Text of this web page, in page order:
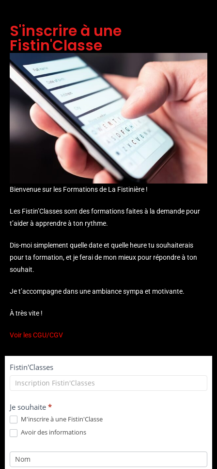
S'inscrire à une
Fistin'Classe
Bienvenue sur les Formations de La Fistinière !
Les Fistin’Classes sont des formations faites à la demande pour
t’aider à apprendre à ton rythme.
Dis-moi simplement quelle date et quelle heure tu souhaiterais
pour ta formation, et je ferai de mon mieux pour répondre à ton
souhait.
Je t’accompagne dans une ambiance sympa et motivante.
À très vite !
Voir les CGU/CGV
Inscription
Fistin'Classes
Fistin'Classes
Je souhaite *
M'inscrire à une Fistin'Classe
Avoir des informations